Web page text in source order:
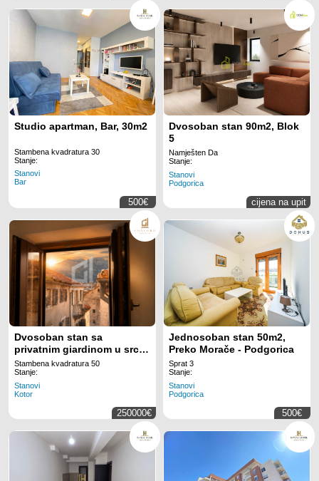
Studio apartman, Bar, 30m2
Stambena kvadratura 30
Stanje:
Stanovi
Bar
500€
Dvosoban stan 90m2, Blok
5
Namješten Da
Stanje:
Stanovi
Podgorica
cijena na upit
Dvosoban stan sa
privatnim giardinom u srcu
Starog grada Kotora
Stambena kvadratura 50
Stanje:
Stanovi
Kotor
250000€
Jednosoban stan 50m2,
Preko Morače - Podgorica
Sprat 3
Stanje:
Stanovi
Podgorica
500€